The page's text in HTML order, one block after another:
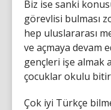
Biz ise sanki
görevlisi bulması
hep uluslararası
ve açmaya devam
gençleri işe almak
çocuklar okulu
Çok iyi Türkçe